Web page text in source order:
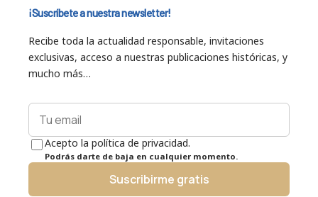
¡Suscríbete a nuestra newsletter!
Recibe toda la actualidad responsable, invitaciones
exclusivas, acceso a nuestras publicaciones históricas, y
mucho más…
Acepto la política de privacidad.
Podrás darte de baja en cualquier momento.
Suscribirme gratis